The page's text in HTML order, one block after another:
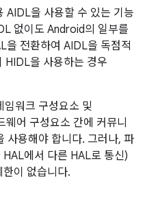
AIDL을 사용할 수 있는 기능
없이도 Android의 일부를
을 전환하여 AIDL을 독점적
HIDL을 사용하는 경우
임워크 구성요소 및
웨어 구성요소 간에 커뮤니
사용해야 합니다. 그러나, 파
에서 다른 HAL로 통신)
이 없습니다.